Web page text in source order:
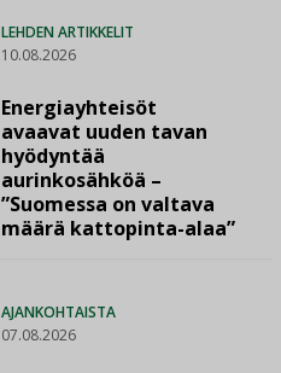
LEHDEN ARTIKKELIT
10.08.2026
Energiayhteisöt
avaavat uuden tavan
hyödyntää
aurinkosähköä –
”Suomessa on valtava
määrä kattopinta-alaa”
AJANKOHTAISTA
07.08.2026